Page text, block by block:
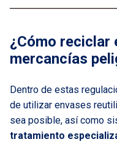
¿Cómo reciclar
mercancías
Dentro de estas
de utilizar envases
sea posible, así como
tratamiento